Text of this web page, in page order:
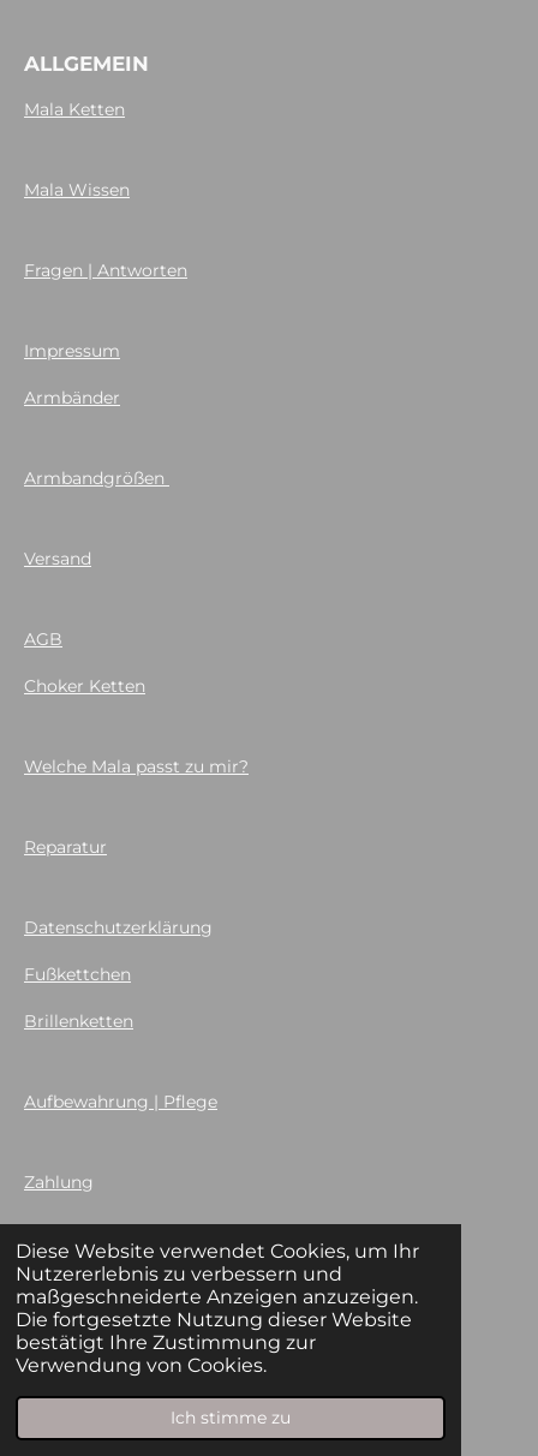
Diese Website verwendet Cookies, um Ihr
Nutzererlebnis zu verbessern und
maßgeschneiderte Anzeigen anzuzeigen.
Die fortgesetzte Nutzung dieser Website
bestätigt Ihre Zustimmung zur
Verwendung von Cookies.
Ich stimme zu
ALLGEMEIN
Mala Ketten
Mala Wissen
Fragen | Antworten
Impressum
Armbänder
Armbandgrößen
Versand
AGB
Choker Ketten
Welche Mala passt zu mir?
Reparatur
Datenschutzerklärung
Fußkettchen
Brillenketten
Aufbewahrung | Pflege
Zahlung
Widerrufsbelehrung
Nach Edelsteinen sortiert